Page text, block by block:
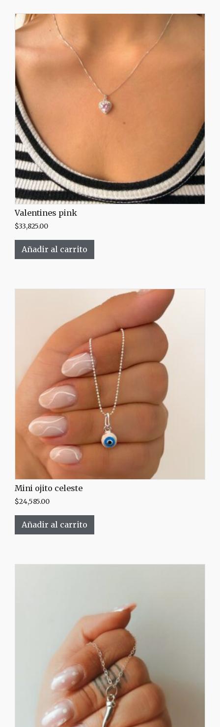
Valentines pink
$33,825.00
Añadir al carrito
Mini ojito celeste
$24,585.00
Añadir al carrito